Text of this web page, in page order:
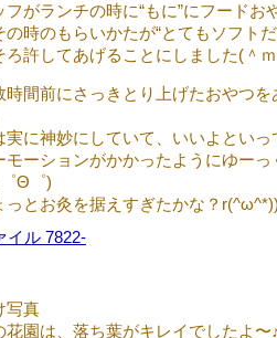
フがランチの時に“もに”にフードお
の時のもらいかたが“とてもソフト
ろ許してあげることにしました(＾
時間前にさっきとり上げたおやつ
実に神妙にしていて、いいよとい
モーションがかかったようにゆーっ
Θ゜)
っとお灸を据えすぎたかな？
写真
花園は、落ち葉がキレイでしたよ〜